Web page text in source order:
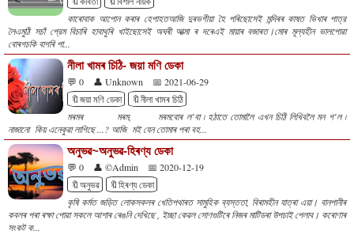
কাৰোবাক আপোন কৰাৰ হেপাহতআজি দুৰভগীয়া হৈ পৰিছোসেই মন্দিৰৰ কাষত ভিখাৰ পাত্র
লৈএমুঠি সচাঁ প্রেম বিচাৰি হাবাথুৰি খাইছোসেই অঘৰী আত্মা ৰ দৰেএই মায়াৰ বজাৰত।মোৰ মূল্যহীন ভালপোৱা
বোৰগচকি বাগৰি পা...
নীলা খামৰ চিঠি- জয়া মণি ডেকা
💬 0 👤 Unknown
📅 2021-06-29
🔖জয়া মণি ডেকা
🔖নীলা খামৰ চিঠি
মৰমৰ মৰম, মৰমবোৰ ল’বা ৷ হঠাতে তোমালৈ এখন চিঠি লিখিবলৈ মন গ’ল ৷
নাজানো কিয় এনেকুৱা লাগিছে ...? আজি মই যেন তোমাৰ পৰা বহ...
অনুভৱ~অনুভৱ-হিৰণ্য ডেকা
💬 0 👤 ©Admin
📅 2020-12-19
🔖অনুভৱ
🔖হিৰণ্য ডেকা
কৃষি কৰ্মত জড়িত লোকসকলৰ খেতিপথাৰত সামুহিক ব্যস্ততা, বিৰামহীন যাত্ৰা এয়া। বানপানীৰ
কবলৰ পৰা ৰক্ষা পোৱা সকলে আশাৰ ৰেঙনি দেখিছে , ইচ্ছা কেৱল সোণগুটিৰে নিজৰ মাটিডৰা উপচাই পেলাব। কৰোণাৰ
সংকট ক...